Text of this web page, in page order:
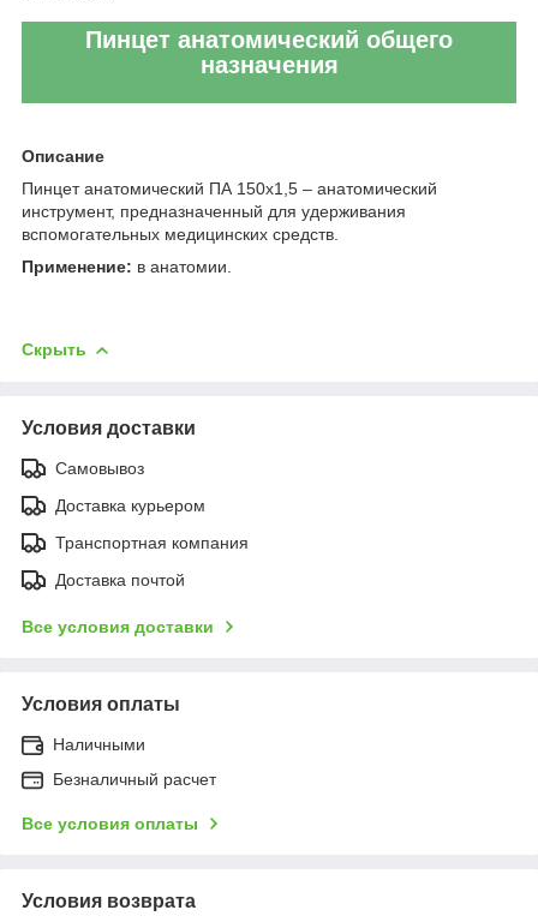
Пинцет анатомический общего
назначения
Описание
Пинцет анатомический ПА 150х1,5 – анатомический
инструмент, предназначенный для удерживания
вспомогательных медицинских средств.
Применение: в анатомии.
Скрыть
Условия доставки
Самовывоз
Доставка курьером
Транспортная компания
Доставка почтой
Все условия доставки
Условия оплаты
Наличными
Безналичный расчет
Все условия оплаты
Условия возврата